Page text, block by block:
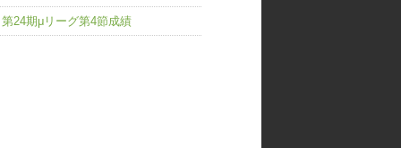
第24期μリーグ第4節成績